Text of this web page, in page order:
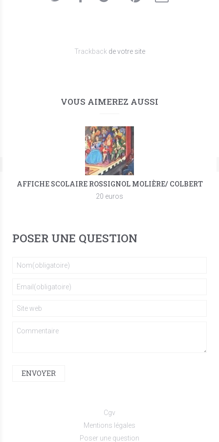
Trackback de votre site
VOUS AIMEREZ AUSSI
AFFICHE SCOLAIRE ROSSIGNOL MOLIÈRE/ COLBERT
20 euros
POSER UNE QUESTION
ENVOYER
Cgv
Mentions légales
Poser une question